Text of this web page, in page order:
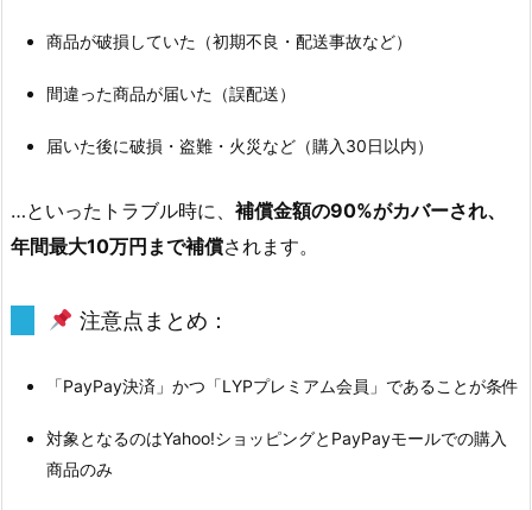
P
y
ー
ド
カ
ド
ー
な
商品が破損していた（初期不良・配送事故など）
間違った商品が届いた（誤配送）
届いた後に破損・盗難・火災など（購入30日以内）
…といったトラブル時に、 補償金額の90%がカバーされ、
年間最大10万円まで補償されます。
注意点まとめ：
「PayPay決済」かつ「LYPプレミアム会員」であることが条件
対象となるのはYahoo!ショッピングとPayPayモールでの購入
商品のみ